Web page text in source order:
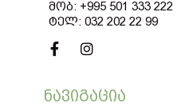
Მობ: +995 501 333 222
Ტელ: 032 202 22 99
Ნავიგაცია